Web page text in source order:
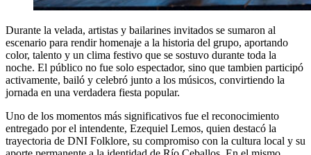
Durante la velada, artistas y bailarines invitados se sumaron al
escenario para rendir homenaje a la historia del grupo, aportando
color, talento y un clima festivo que se sostuvo durante toda la
noche. El público no fue solo espectador, sino que tambien participó
activamente, bailó y celebró junto a los músicos, convirtiendo la
jornada en una verdadera fiesta popular.
Uno de los momentos más significativos fue el reconocimiento
entregado por el intendente, Ezequiel Lemos, quien destacó la
trayectoria de DNI Folklore, su compromiso con la cultura local y su